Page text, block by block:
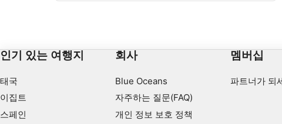
인기 있는 여행지
태국
이집트
스페인
회사
Blue Oceans
자주하는 질문(FAQ)
개인 정보 보호 정책
멤버십
파트너가 되